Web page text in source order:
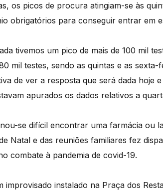
os picos de procura atingiam-se às
obrigatórios para conseguir entrar em
tivemos um pico de mais de 100 mil
mil testes, sendo as quintas e as
de ver a resposta que será dada hoje
apurados os dados relativos a
se difícil encontrar uma farmácia ou
Natal e das reuniões familiares fez
combate à pandemia de covid-19.
improvisado instalado na Praça dos